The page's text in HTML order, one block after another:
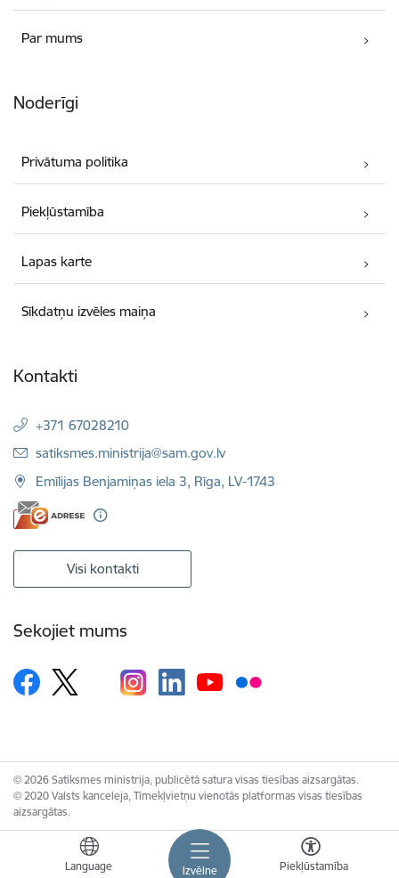
Izvēlne
Language Piekļūstamība
Par mums
Noderīgi
Privātuma politika
Piekļūstamība
Lapas karte
Sīkdatņu izvēles maiņa
Kontakti
+371 67028210
E-pasts:
satiksmes.ministrija@sam.gov.lv
Emīlijas Benjamiņas iela 3, Rīga, LV-1743
Visi kontakti
Sekojiet mums
© 2026 Satiksmes ministrija, publicētā satura visas tiesības aizsargātas.
© 2020 Valsts kanceleja, Tīmekļvietņu vienotās platformas visas tiesības
aizsargātas.